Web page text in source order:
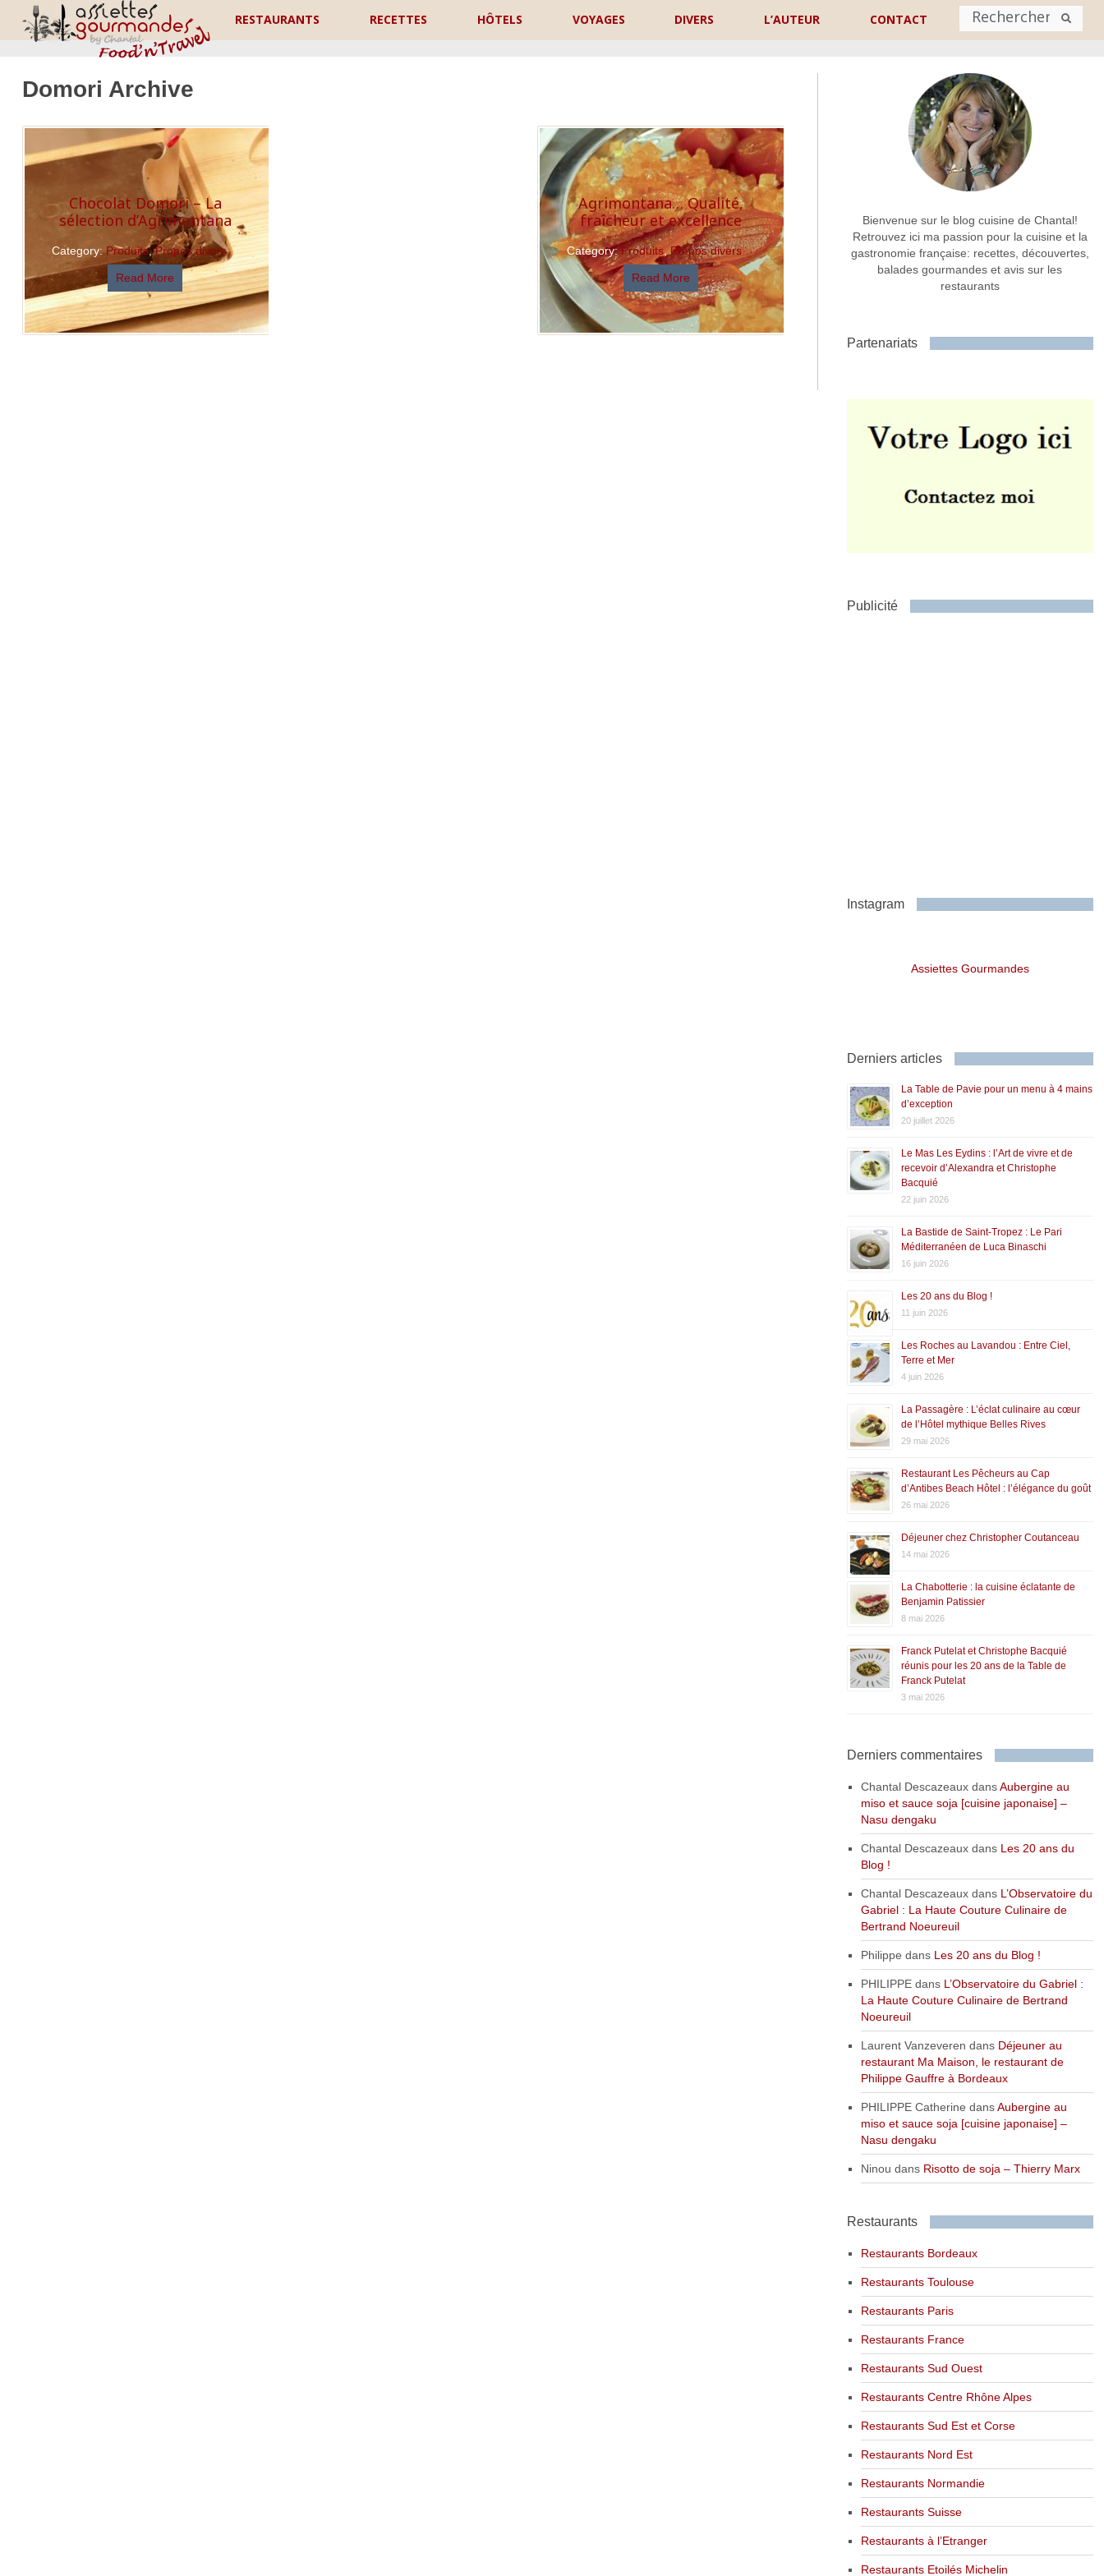
RESTAURANTS RECETTES HÔTELS VOYAGES DIVERS L’AUTEUR CONTACT
Prénom Nom
Adresse de contact
Commentaire ou message *
Domori Archive
Chocolat Domori – La
sélection d’Agrimontana
Category:Produits,Propos divers
Read More
Agrimontana… Qualité,
fraîcheur et excellence
Category:Produits,Propos divers
Read More
Bienvenue sur le blog cuisine de Chantal!
Retrouvez ici ma passion pour la cuisine et la
gastronomie française: recettes, découvertes,
balades gourmandes et avis sur les
restaurants
Partenariats
Publicité
Instagram
Assiettes Gourmandes
Derniers articles
La Table de Pavie pour un menu à 4 mains
d’exception
20 juillet 2026
Le Mas Les Eydins : l’Art de vivre et de
recevoir d’Alexandra et Christophe
Bacquié
22 juin 2026
La Bastide de Saint-Tropez : Le Pari
Méditerranéen de Luca Binaschi
16 juin 2026
Les 20 ans du Blog !
11 juin 2026
Les Roches au Lavandou : Entre Ciel,
Terre et Mer
4 juin 2026
La Passagère : L’éclat culinaire au cœur
de l’Hôtel mythique Belles Rives
29 mai 2026
Restaurant Les Pêcheurs au Cap
d’Antibes Beach Hôtel : l’élégance du goût
26 mai 2026
Déjeuner chez Christopher Coutanceau
14 mai 2026
La Chabotterie : la cuisine éclatante de
Benjamin Patissier
8 mai 2026
Franck Putelat et Christophe Bacquié
réunis pour les 20 ans de la Table de
Franck Putelat
3 mai 2026
Derniers commentaires
Chantal DescazeauxdansAubergine au
miso et sauce soja [cuisine japonaise] –
Nasu dengaku
Chantal Descazeauxdans Les 20 ans du
Blog !
Chantal Descazeauxdans L’Observatoire du
Gabriel : La Haute Couture Culinaire de
Bertrand Noeureuil
Philippe dans Les 20 ans du Blog !
PHILIPPEdans L’Observatoire du Gabriel :
La Haute Couture Culinaire de Bertrand
Noeureuil
Laurent Vanzeveren dans Déjeuner au
restaurant Ma Maison, le restaurant de
Philippe Gauffre à Bordeaux
PHILIPPE Catherine dansAubergine au
miso et sauce soja [cuisine japonaise] –
Nasu dengaku
Ninou dans Risotto de soja – Thierry Marx
Restaurants
Restaurants Bordeaux
Restaurants Toulouse
Restaurants Paris
Restaurants France
Restaurants Sud Ouest
Restaurants Centre Rhône Alpes
Restaurants Sud Est et Corse
Restaurants Nord Est
Restaurants Normandie
Restaurants Suisse
Restaurants à l’Etranger
Restaurants Etoilés Michelin